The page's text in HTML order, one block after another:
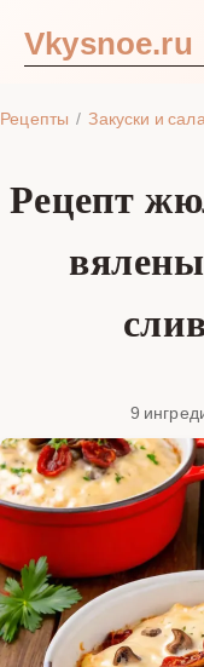
Vkysnoe.ru
Рецепты Закуски и
Рецепт
9